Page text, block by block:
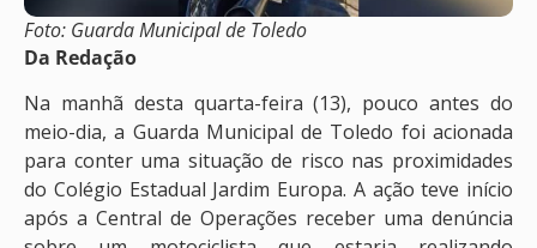
Foto: Guarda Municipal de Toledo
Da Redação
Na manhã desta quarta-feira (13), pouco antes do
meio-dia, a Guarda Municipal de Toledo foi acionada
para conter uma situação de risco nas proximidades
do Colégio Estadual Jardim Europa. A ação teve início
após a Central de Operações receber uma denúncia